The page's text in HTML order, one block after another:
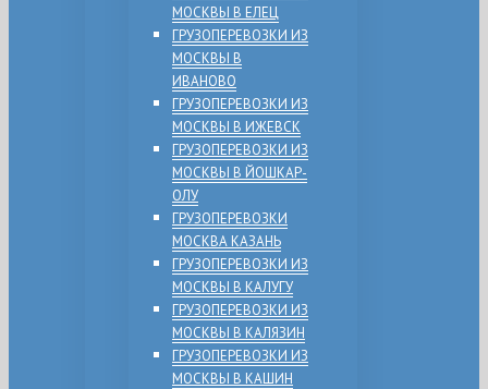
МОСКВЫ В ЕЛЕЦ
ГРУЗОПЕРЕВОЗКИ ИЗ
МОСКВЫ В
ИВАНОВО
ГРУЗОПЕРЕВОЗКИ ИЗ
МОСКВЫ В ИЖЕВСК
ГРУЗОПЕРЕВОЗКИ ИЗ
МОСКВЫ В ЙОШКАР-
ОЛУ
ГРУЗОПЕРЕВОЗКИ
МОСКВА КАЗАНЬ
ГРУЗОПЕРЕВОЗКИ ИЗ
МОСКВЫ В КАЛУГУ
ГРУЗОПЕРЕВОЗКИ ИЗ
МОСКВЫ В КАЛЯЗИН
ГРУЗОПЕРЕВОЗКИ ИЗ
МОСКВЫ В КАШИН